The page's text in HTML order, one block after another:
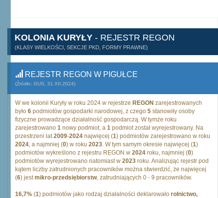
KOLONIA KURYŁY - REJESTR REGON
(KLASY WIELKOŚCI, SEKCJE PKD, FORMY PRAWNE)
REJESTR REGON W PIGUŁCE
(Źródło: GUS, 31.XII.2024)
W we kolonii Kuryły w roku 2024 w rejestrze REGON zarejestrowanych
było 6 podmiotów gospodarki narodowej, z czego 5 stanowiły osoby
fizyczne prowadzące działalność gospodarczą. W tymże roku
zarejestrowano 1 nowy podmiot, a 1 podmiot został wyrejestrowany. Na
przestrzeni lat2009-2024 najwięcej (1) podmiotów zarejestrowano w roku
2024, a najmniej (0) w roku 2023. W tym samym okresie najwięcej (1)
podmiotów wykreślono z rejestru REGON w 2024 roku, najmniej (0)
podmiotów wyrejestrowano natomiast w 2023 roku. Analizując rejestr pod
kątem liczby zatrudnionych pracowników można stwierdzić, że najwięcej
(6) jestmikro-przedsiębiorstw, zatrudniających 0 - 9 pracowników.
16,7% (1) podmiotów jako rodzaj działalności deklarowało rolnictwo,